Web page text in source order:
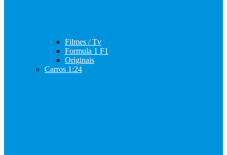
Filmes / Tv
Formula 1 F1
Originais
Carros 1:24